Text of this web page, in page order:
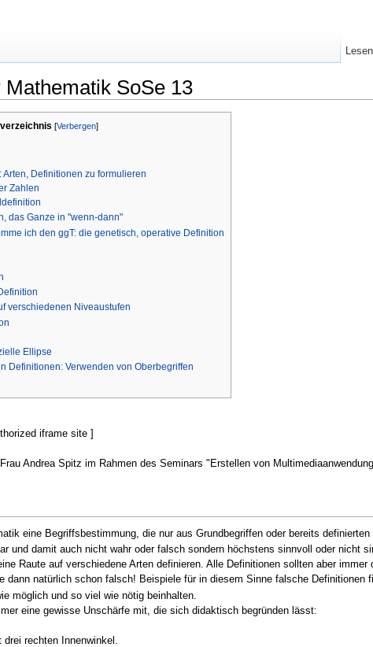
SoSe 13
[Verbergen]
Definitionen zu formulieren
Zahlen
das Ganze in "wenn-dann"
ich den ggT: die genetisch, operative Definition
verschiedenen Niveaustufen
Ellipse
Definitionen: Verwenden von Oberbegriffen
iframe site ]
Andrea Spitz im Rahmen des Seminars "Erstellen von
eine Begriffsbestimmung, die nur aus Grundbegriffen oder bereits
und damit auch nicht wahr oder falsch sondern höchstens sinnvoll oder nicht
Raute auf verschiedene Arten definieren. Alle Definitionen sollten aber
dann natürlich schon falsch! Beispiele für in diesem Sinne falsche Definitionen
möglich und so viel wie nötig beinhalten.
eine gewisse Unschärfe mit, die sich didaktisch begründen lässt:
rechten Innenwinkel.
Lesen